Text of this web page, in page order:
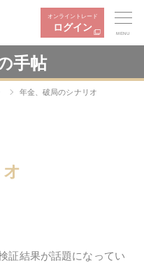
オンライントレード
ログイン
MENU
手帖
年金、破局のシナリオ
証結果が話題になってい